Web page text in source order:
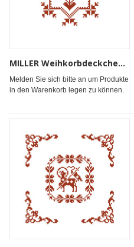
MILLER Weihkorbdeckchen, gekettelt 53x53cm
Melden Sie sich bitte an um Produkte
in den Warenkorb legen zu können.